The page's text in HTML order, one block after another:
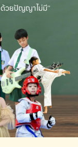
วยปัญญาไม่มี”